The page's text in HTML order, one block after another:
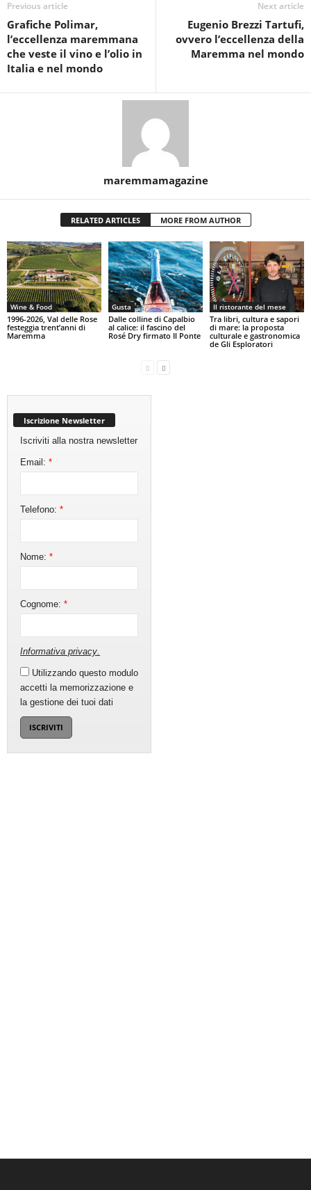
Previous article
Grafiche Polimar,
l’eccellenza maremmana
che veste il vino e l’olio in
Italia e nel mondo
Next article
Eugenio Brezzi Tartufi,
ovvero l’eccellenza della
Maremma nel mondo
maremmamagazine
RELATED ARTICLES MORE FROM AUTHOR
Wine & Food
1996-2026, Val delle Rose
festeggia trent’anni di
Maremma
Gusta
Dalle colline di Capalbio
al calice: il fascino del
Rosé Dry firmato Il Ponte
Il ristorante del mese
Tra libri, cultura e sapori
di mare: la proposta
culturale e gastronomica
de Gli Esploratori
Iscrizione Newsletter
Iscriviti alla nostra newsletter
Email:*
Telefono:*
Nome:*
Cognome:*
Informativa privacy.
Utilizzando questo modulo
accetti la memorizzazione e
la gestione dei tuoi dati